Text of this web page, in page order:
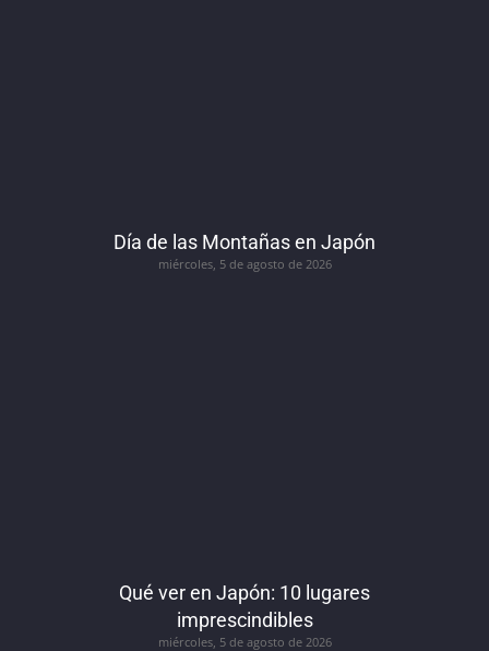
Día de las Montañas en Japón
miércoles, 5 de agosto de 2026
Qué ver en Japón: 10 lugares
imprescindibles
miércoles, 5 de agosto de 2026